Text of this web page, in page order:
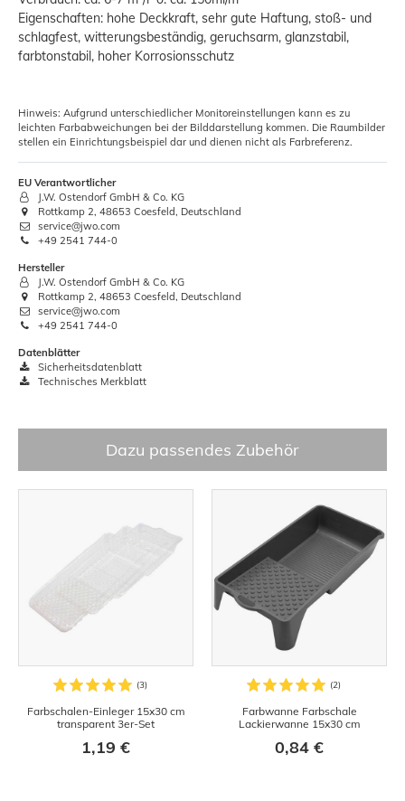
Eigenschaften: hohe Deckkraft, sehr gute Haftung, stoß- und
schlagfest, witterungsbeständig, geruchsarm, glanzstabil,
farbtonstabil, hoher Korrosionsschutz
Hinweis: Aufgrund unterschiedlicher Monitoreinstellungen kann es zu
leichten Farbabweichungen bei der Bilddarstellung kommen. Die Raumbilder
stellen ein Einrichtungsbeispiel dar und dienen nicht als Farbreferenz.
EU Verantwortlicher
J.W. Ostendorf GmbH & Co. KG
Rottkamp 2, 48653 Coesfeld, Deutschland
service@jwo.com
+49 2541 744-0
Hersteller
J.W. Ostendorf GmbH & Co. KG
Rottkamp 2, 48653 Coesfeld, Deutschland
service@jwo.com
+49 2541 744-0
Datenblätter
Sicherheitsdatenblatt
Technisches Merkblatt
Dazu passendes Zubehör
Farbschalen-Einleger 15x30 cm
transparent 3er-Set
1,19 €
Farbwanne Farbschale
Lackierwanne 15x30 cm
0,84 €